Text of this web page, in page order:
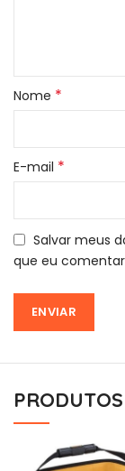
Nome *
E-mail *
Salvar meus
que eu